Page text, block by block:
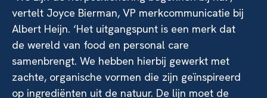
vertelt Joyce Bierman, VP merkcommunicatie bij
Albert Heijn. ‘Het uitgangspunt is een merk dat
de wereld van food en personal care
samenbrengt. We hebben hierbij gewerkt met
zachte, organische vormen die zijn geïnspireerd
op ingrediënten uit de natuur. De lijn moet de